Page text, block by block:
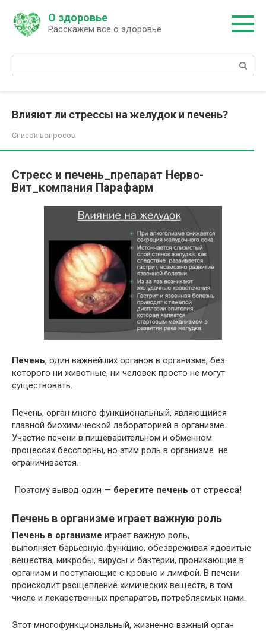
контенту
О здоровье
Расскажем все о здоровье
Поиск:
Влияют ли стрессы на желудок и печень?
Список вопросов
Стресс и печень_препарат Нерво-
Вит_компания Парафарм
Печень, один важнейших органов в организме, без
которого ни животные, ни человек просто не могут
существовать.
Печень, орган много функциональный, являющийся
главной биохимической лабораторией в организме.
Участие печени в пищеварительном и обменном
процессах бесспорны, но этим роль в организме не
ограничивается.
Поэтому вывод один — берегите печень от стресса!
Печень в организме играет важную роль
Печень в организме играет важную роль,
выполняет барьерную функцию, обезвреживая ядовитые
вещества, микробы, вирусы и бактерии, проникающие в
организм и поступающие с кровью и лимфой. В печени
происходит расщепление химических веществ, в том
числе и лекарственных препаратов, потребляемых нами.
Этот многофункциональный, жизненно важный орган